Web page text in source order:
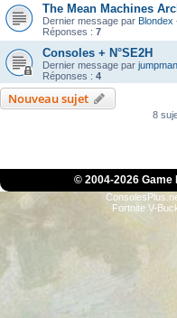
The Mean Machines
Dernier message par Blondex
Réponses : 7
Consoles + N°SE2H
Dernier message par jumpman
Réponses : 4
Nouveau sujet
8
© 2004-2026 Game
Fortnite V-